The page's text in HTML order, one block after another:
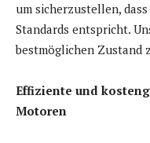
um sicherzustellen,
Standards entspricht.
bestmöglichen Zustand
Effiziente und
Motoren